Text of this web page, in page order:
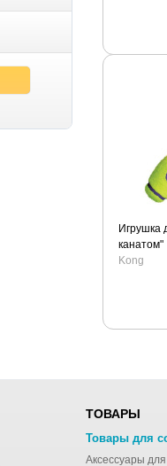
Игрушка
канатом"
Kong
ТОВАРЫ
Товары для
Аксессуары